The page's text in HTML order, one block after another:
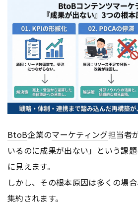
BtoB企業のマーケティング担当者
いるのに成果が出ない」という課
に見えます。
しかし、その根本原因は多くの場
集約されます。